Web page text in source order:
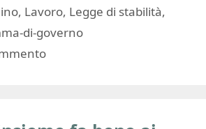
, Lavoro, Legge di stabilità,
di-governo